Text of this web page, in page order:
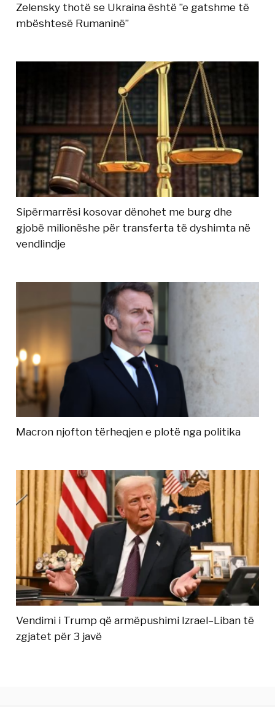
Zelensky thotë se Ukraina është ”e gatshme të
mbështesë Rumaninë”
Sipërmarrësi kosovar dënohet me burg dhe
gjobë milionëshe për transferta të dyshimta në
vendlindje
Macron njofton tërheqjen e plotë nga politika
Vendimi i Trump që armëpushimi Izrael–Liban të
zgjatet për 3 javë